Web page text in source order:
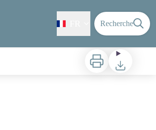
Recherche
Imprimer Télécharger